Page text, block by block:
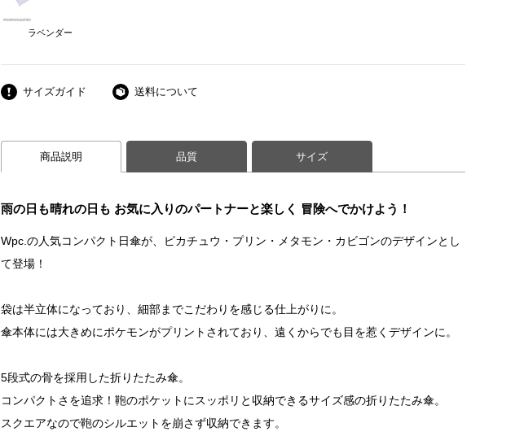
ラベンダー
サイズガイド 送料について
商品説明 品質 サイズ
雨の日も晴れの日も お気に入りのパートナーと楽しく 冒険へでかけよう！
Wpc.の人気コンパクト日傘が、ピカチュウ・プリン・メタモン・カビゴンのデザインとし
て登場！
袋は半立体になっており、細部までこだわりを感じる仕上がりに。
傘本体には大きめにポケモンがプリントされており、遠くからでも目を惹くデザインに。
5段式の骨を採用した折りたたみ傘。
コンパクトさを追求！鞄のポケットにスッポリと収納できるサイズ感の折りたたみ傘。
スクエアなので鞄のシルエットを崩さず収納できます。